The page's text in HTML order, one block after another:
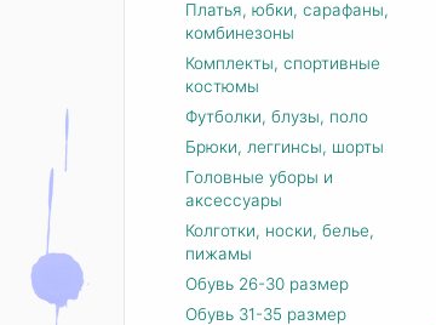
Платья, юбки, сарафаны,
комбинезоны
Комплекты, спортивные
костюмы
Футболки, блузы, поло
Брюки, леггинсы, шорты
Головные уборы и
аксессуары
Колготки, носки, белье,
пижамы
Обувь 26-30 размер
Обувь 31-35 размер